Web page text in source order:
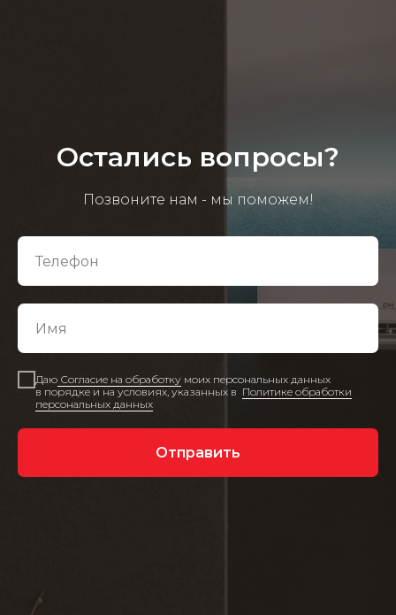
Остались вопросы?
Позвоните нам - мы поможем!
Даю Согласие на обработку моих персональных данных
в порядке и на условиях, указанных в Политике обработки
персональных данных
Отправить